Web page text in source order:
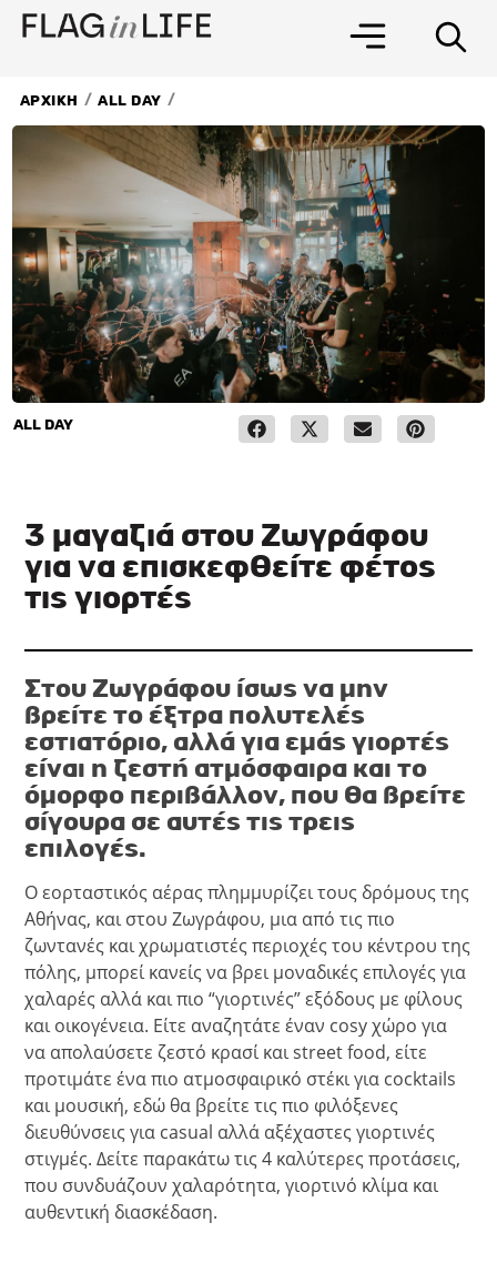
Μετάβαση
στο
ΑΡΧΙΚΗ / ALL DAY /
ALL DAY
3 μαγαζιά στου Ζωγράφου
για να επισκεφθείτε φέτος
τις γιορτές
Στου Ζωγράφου ίσως να μην
βρείτε το έξτρα πολυτελές
εστιατόριο, αλλά για εμάς γιορτές
είναι η ζεστή ατμόσφαιρα και το
όμορφο περιβάλλον, που θα βρείτε
σίγουρα σε αυτές τις τρεις
επιλογές.
Ο εορταστικός αέρας πλημμυρίζει τους δρόμους της
Αθήνας, και στου Ζωγράφου, μια από τις πιο
ζωντανές και χρωματιστές περιοχές του κέντρου της
πόλης, μπορεί κανείς να βρει μοναδικές επιλογές για
χαλαρές αλλά και πιο “γιορτινές” εξόδους με φίλους
και οικογένεια. Είτε αναζητάτε έναν cosy χώρο για
να απολαύσετε ζεστό κρασί και street food, είτε
προτιμάτε ένα πιο ατμοσφαιρικό στέκι για cocktails
και μουσική, εδώ θα βρείτε τις πιο φιλόξενες
διευθύνσεις για casual αλλά αξέχαστες γιορτινές
στιγμές. Δείτε παρακάτω τις 4 καλύτερες προτάσεις,
που συνδυάζουν χαλαρότητα, γιορτινό κλίμα και
αυθεντική διασκέδαση.